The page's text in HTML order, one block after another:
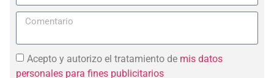
Acepto y autorizo el tratamiento de mis datos
personales para fines publicitarios